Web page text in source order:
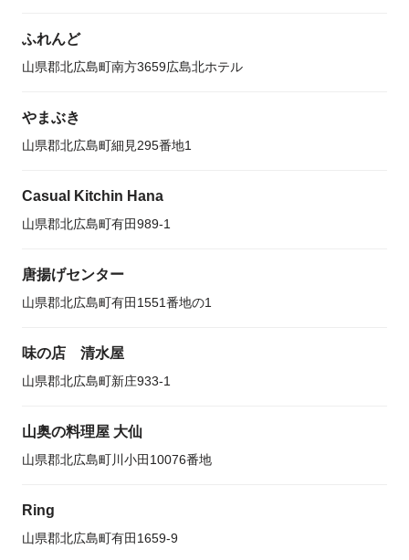
ふれんど
山県郡北広島町南方3659広島北ホテル
やまぶき
山県郡北広島町細見295番地1
Casual Kitchin Hana
山県郡北広島町有田989-1
唐揚げセンター
山県郡北広島町有田1551番地の1
味の店 清水屋
山県郡北広島町新庄933-1
山奥の料理屋 大仙
山県郡北広島町川小田10076番地
Ring
山県郡北広島町有田1659-9